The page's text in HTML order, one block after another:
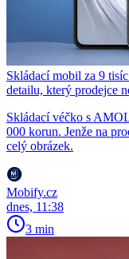
Skládací mobil za 9
detailu, který prodejce
Skládací véčko s
000 korun. Jenže na
celý obrázek.
Mobify.cz
dnes, 11:38
3 min